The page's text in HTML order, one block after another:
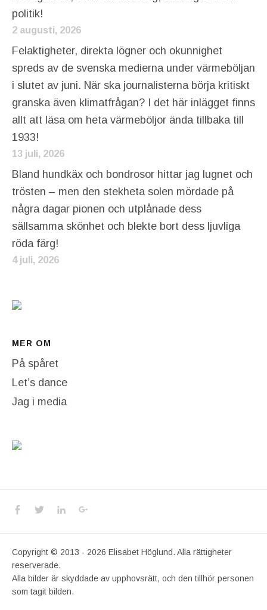
politik!
2 augusti, 2026
Felaktigheter, direkta lögner och okunnighet
spreds av de svenska medierna under värmeböljan
i slutet av juni. När ska journalisterna börja kritiskt
granska även klimatfrågan? I det här inlägget finns
allt att läsa om heta värmeböljor ända tillbaka till
1933!
13 juli, 2026
Bland hundkäx och bondrosor hittar jag lugnet och
trösten – men den stekheta solen mördade på
några dagar pionen och utplånade dess
sällsamma skönhet och blekte bort dess ljuvliga
röda färg!
4 juli, 2026
MER OM
På spåret
Let’s dance
Jag i media
Social Media Profiles
Facebook
TwitterLinkedIn
Copyright © 2013 - 2026 Elisabet Höglund. Alla rättigheter
reserverade.
Alla bilder är skyddade av upphovsrätt, och den tillhör personen
som tagit bilden.